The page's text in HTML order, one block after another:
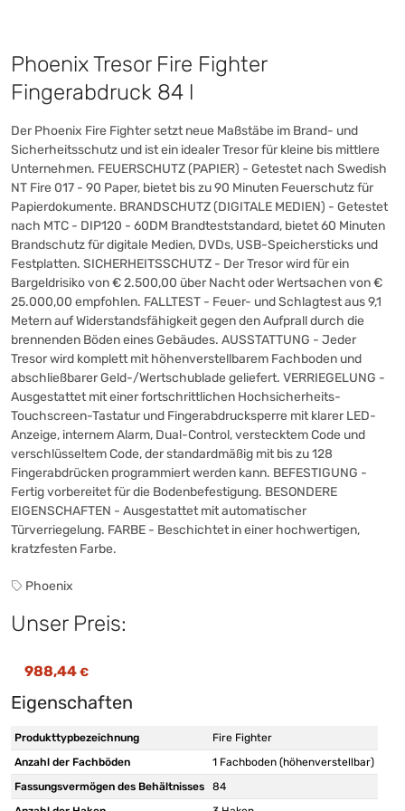
Phoenix Tresor Fire Fighter
Fingerabdruck 84 l
Der Phoenix Fire Fighter setzt neue Maßstäbe im Brand- und
Sicherheitsschutz und ist ein idealer Tresor für kleine bis mittlere
Unternehmen. FEUERSCHUTZ (PAPIER) - Getestet nach Swedish
NT Fire 017 - 90 Paper, bietet bis zu 90 Minuten Feuerschutz für
Papierdokumente. BRANDSCHUTZ (DIGITALE MEDIEN) - Getestet
nach MTC - DIP120 - 60DM Brandteststandard, bietet 60 Minuten
Brandschutz für digitale Medien, DVDs, USB-Speichersticks und
Festplatten. SICHERHEITSSCHUTZ - Der Tresor wird für ein
Bargeldrisiko von € 2.500,00 über Nacht oder Wertsachen von €
25.000,00 empfohlen. FALLTEST - Feuer- und Schlagtest aus 9,1
Metern auf Widerstandsfähigkeit gegen den Aufprall durch die
brennenden Böden eines Gebäudes. AUSSTATTUNG - Jeder
Tresor wird komplett mit höhenverstellbarem Fachboden und
abschließbarer Geld-/Wertschublade geliefert. VERRIEGELUNG -
Ausgestattet mit einer fortschrittlichen Hochsicherheits-
Touchscreen-Tastatur und Fingerabdrucksperre mit klarer LED-
Anzeige, internem Alarm, Dual-Control, verstecktem Code und
verschlüsseltem Code, der standardmäßig mit bis zu 128
Fingerabdrücken programmiert werden kann. BEFESTIGUNG -
Fertig vorbereitet für die Bodenbefestigung. BESONDERE
EIGENSCHAFTEN - Ausgestattet mit automatischer
Türverriegelung. FARBE - Beschichtet in einer hochwertigen,
kratzfesten Farbe.
Phoenix
Unser Preis:
988,44 €
Eigenschaften
Produkttypbezeichnung
Fire Fighter
Anzahl der Fachböden
1 Fachboden (höhenverstellbar)
Fassungsvermögen des Behältnisses
84